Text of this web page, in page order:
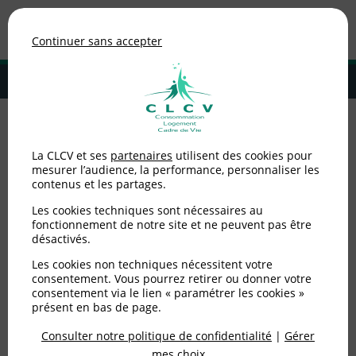
MENU
Adhérer à la CLCV
Coronavirus : boire l’eau du robinet c’est préserver sa santé et son
porte-monnaie
Coronavirus : boire l’eau
du robinet c’est
préserver sa santé et son
porte-monnaie
Continuer sans accepter
La CLCV et ses partenaires utilisent des cookies pour
mesurer l’audience, la performance, personnaliser les
contenus et les partages.
Les cookies techniques sont nécessaires au
fonctionnement de notre site et ne peuvent pas être
désactivés.
Les cookies non techniques nécessitent votre
consentement. Vous pourrez retirer ou donner votre
consentement via le lien « paramétrer les cookies »
présent en bas de page.
Consulter notre politique de confidentialité | Gérer